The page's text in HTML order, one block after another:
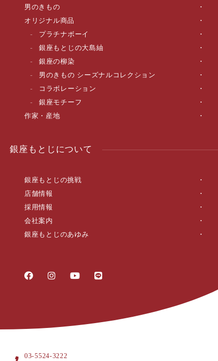
男のきもの
オリジナル商品
プラチナボーイ
銀座もとじの大島紬
銀座の柳染
男のきもの シーズナルコレクション
コラボレーション
銀座モチーフ
作家・産地
銀座もとじについて
銀座もとじの挑戦
店舗情報
採用情報
会社案内
銀座もとじのあゆみ
03-5524-3222